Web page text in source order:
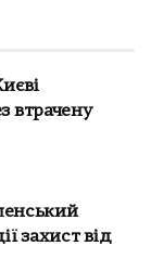
втрачену
захист від